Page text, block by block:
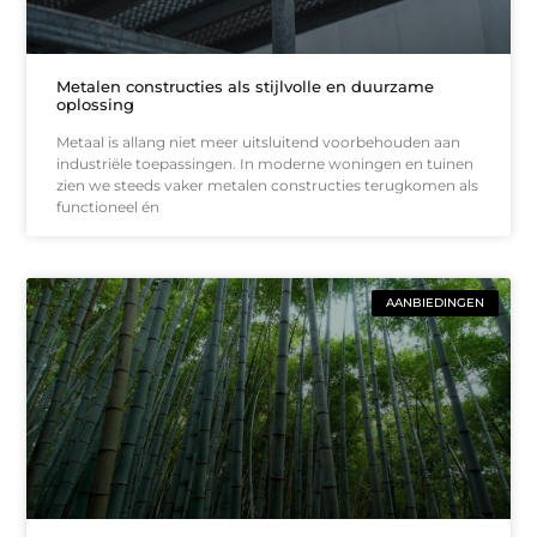
Metalen constructies als stijlvolle en duurzame
oplossing
Metaal is allang niet meer uitsluitend voorbehouden aan
industriële toepassingen. In moderne woningen en tuinen
zien we steeds vaker metalen constructies terugkomen als
functioneel én
AANBIEDINGEN